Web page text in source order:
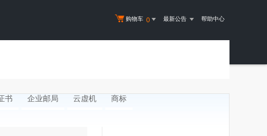
购物车 0 最新公告 帮助中心
书 企业邮局 云虚机 商标